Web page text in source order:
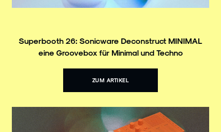
Superbooth 26: Sonicware Deconstruct MINIMAL
eine Groovebox für Minimal und Techno
ZUM ARTIKEL